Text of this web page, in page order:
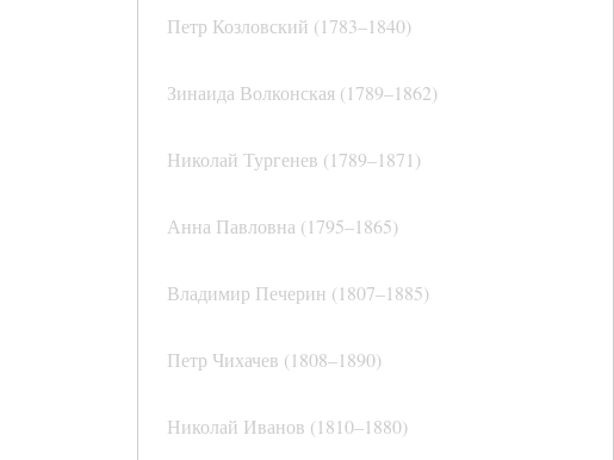
Петр Козловский (1783–1840)
Зинаида Волконская (1789–1862)
Николай Тургенев (1789–1871)
Анна Павловна (1795–1865)
Владимир Печерин (1807–1885)
Петр Чихачев (1808–1890)
Николай Иванов (1810–1880)